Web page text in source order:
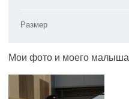
Размер
Мои фото и моего малыша